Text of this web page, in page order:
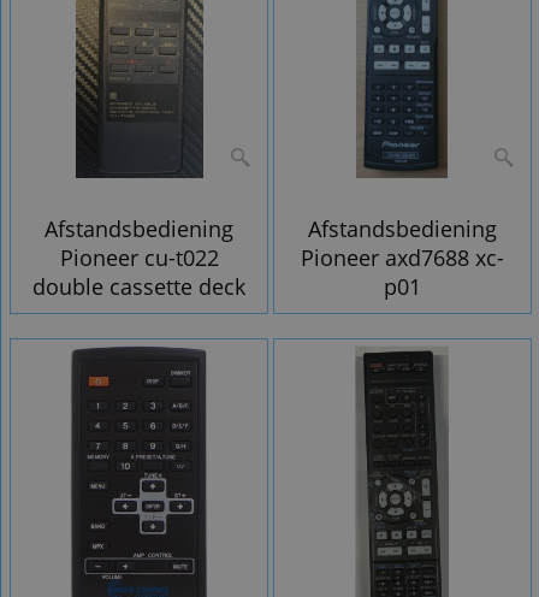
Afstandsbediening
Pioneer cu-t022
double cassette deck
Afstandsbediening
Pioneer axd7688 xc-
p01